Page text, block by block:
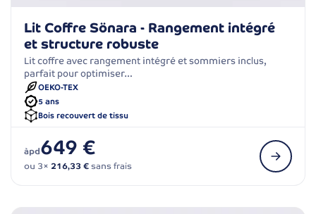
Lit Coffre Sönara - Rangement intégré
et structure robuste
Lit coffre avec rangement intégré et sommiers inclus,
parfait pour optimiser…
OEKO-TEX
5 ans
Bois recouvert de tissu
àpd649 €
ou 3× 216,33 €sans frais